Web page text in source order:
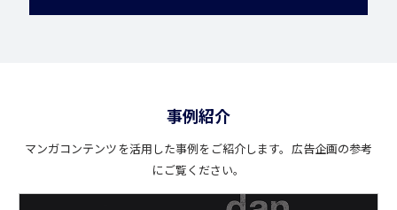
事例紹介
マンガコンテンツを活用した事例をご紹介します。広告企画の参考
にご覧ください。